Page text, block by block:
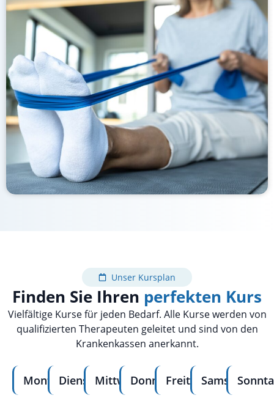
Unser Kursplan
Finden Sie Ihren perfekten Kurs
Vielfältige Kurse für jeden Bedarf. Alle Kurse werden von
qualifizierten Therapeuten geleitet und sind von den
Krankenkassen anerkannt.
MontagDienstagMittwochDonnerstag
FreitagSamstag